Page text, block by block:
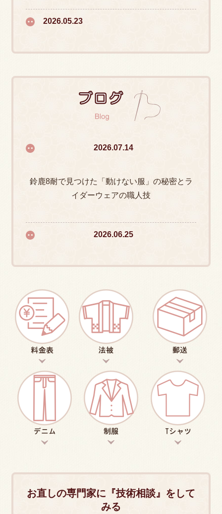
2026.05.23
岸和田だんじり祭りの法被（はっぴ）お直し、
納期に関するご案内（2026年5月現在）
2026.02.27
をご一読ください｜診断ポリシー
【大切なお知らせ】受付日変更について
2025.04.23
当日仕上げもおまかせ！デニム・チノパンの裾
上げの流れと料金詳細
2025.05.07
制服スカートの丈調整｜レインボー糸仕上げ
2026.07.14
鈴鹿8耐で見つけた「動けない服」の秘密とラ
イダーウェアの職人技
2026.06.25
大きなレジ袋と、小さな思いやり。令和の古着
2026.05.21
フリマサイトで届いたお品、『どうにもならな
い』と諦めていませんか？【通販・フリマの救
済】
2026.04.27
2026.04.14
お直しの専門家に『技術相談』をして
みる